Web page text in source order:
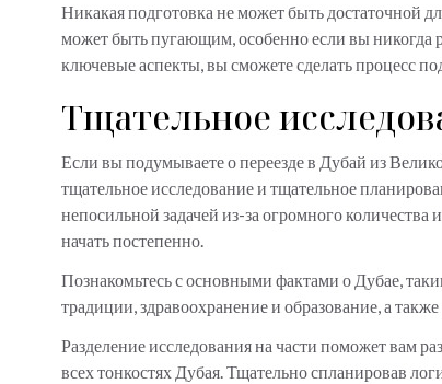
Никакая подготовка не может быть достаточной
может быть пугающим, особенно если вы никогда
ключевые аспекты, вы сможете сделать процесс
Тщательное
Если вы подумываете о переезде в Дубай из
тщательное исследование и тщательное
непосильной задачей из-за огромного
начать постепенно.
Познакомьтесь с основными фактами о Дубае,
традиции, здравоохранение и образование, а
Разделение исследования на части поможет вам
всех тонкостях Дубая. Тщательно спланировав